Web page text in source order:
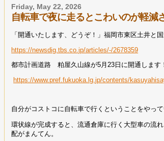
Friday, May 22, 2026
自転車で夜に走るとこわいのが軽減
「開通いたします、どうぞ！」福岡市東区土井と
https://newsdig.tbs.co.jp/articles/-/2678359
都市計画道路 粕屋久山線が5月23日に開通します
https://www.pref.fukuoka.lg.jp/contents/
自分がコストコに自転車で行くということをやって
環状線が完成すると、流通倉庫に行く大型車の流
配がまんてん。